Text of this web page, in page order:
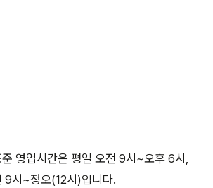
영업시간은 평일 오전 9시~오후 6시,
9시~정오(12시)입니다.